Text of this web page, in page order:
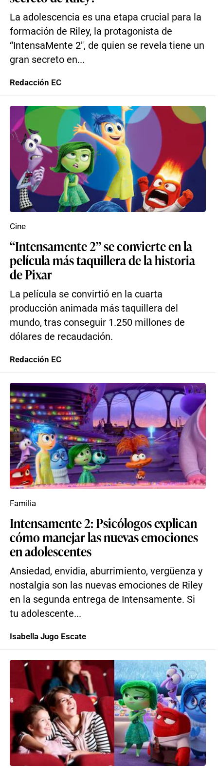
La adolescencia es una etapa crucial para la
formación de Riley, la protagonista de
“IntensaMente 2″, de quien se revela tiene un
gran secreto en...
Redacción EC
“Intensamente 2” se convierte en la
película más taquillera de la historia
de Pixar
La película se convirtió en la cuarta
producción animada más taquillera del
mundo, tras conseguir 1.250 millones de
dólares de recaudación.
Cine
Redacción EC
Intensamente 2: Psicólogos explican
cómo manejar las nuevas emociones
en adolescentes
Ansiedad, envidia, aburrimiento, vergüenza y
nostalgia son las nuevas emociones de Riley
en la segunda entrega de Intensamente. Si
tu adolescente...
Familia
Isabella Jugo Escate